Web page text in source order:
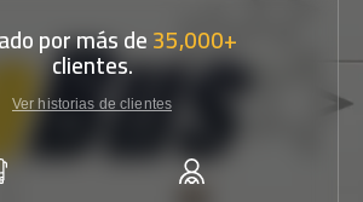
por más de35,000+
clientes.
Ver historias de clientes